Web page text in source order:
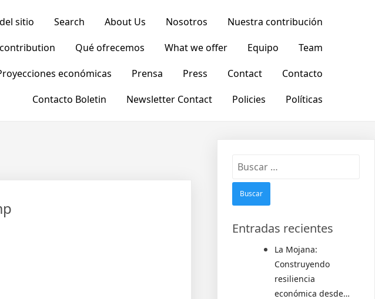
sitio Search About Us Nosotros
Nuestra contribución
Qué ofrecemos What we offer Equipo
Team
económicas Prensa Press Contact
Contacto
Contacto Boletin
Newsletter Contact Policies Políticas
Entradas recientes
La Mojana:
Construyendo
resiliencia
económica desde…